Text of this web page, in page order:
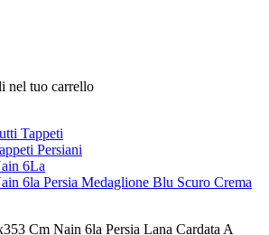
nel tuo carrello
Tappeti
Persiani
6La
6la Persia Medaglione Blu Scuro Crema